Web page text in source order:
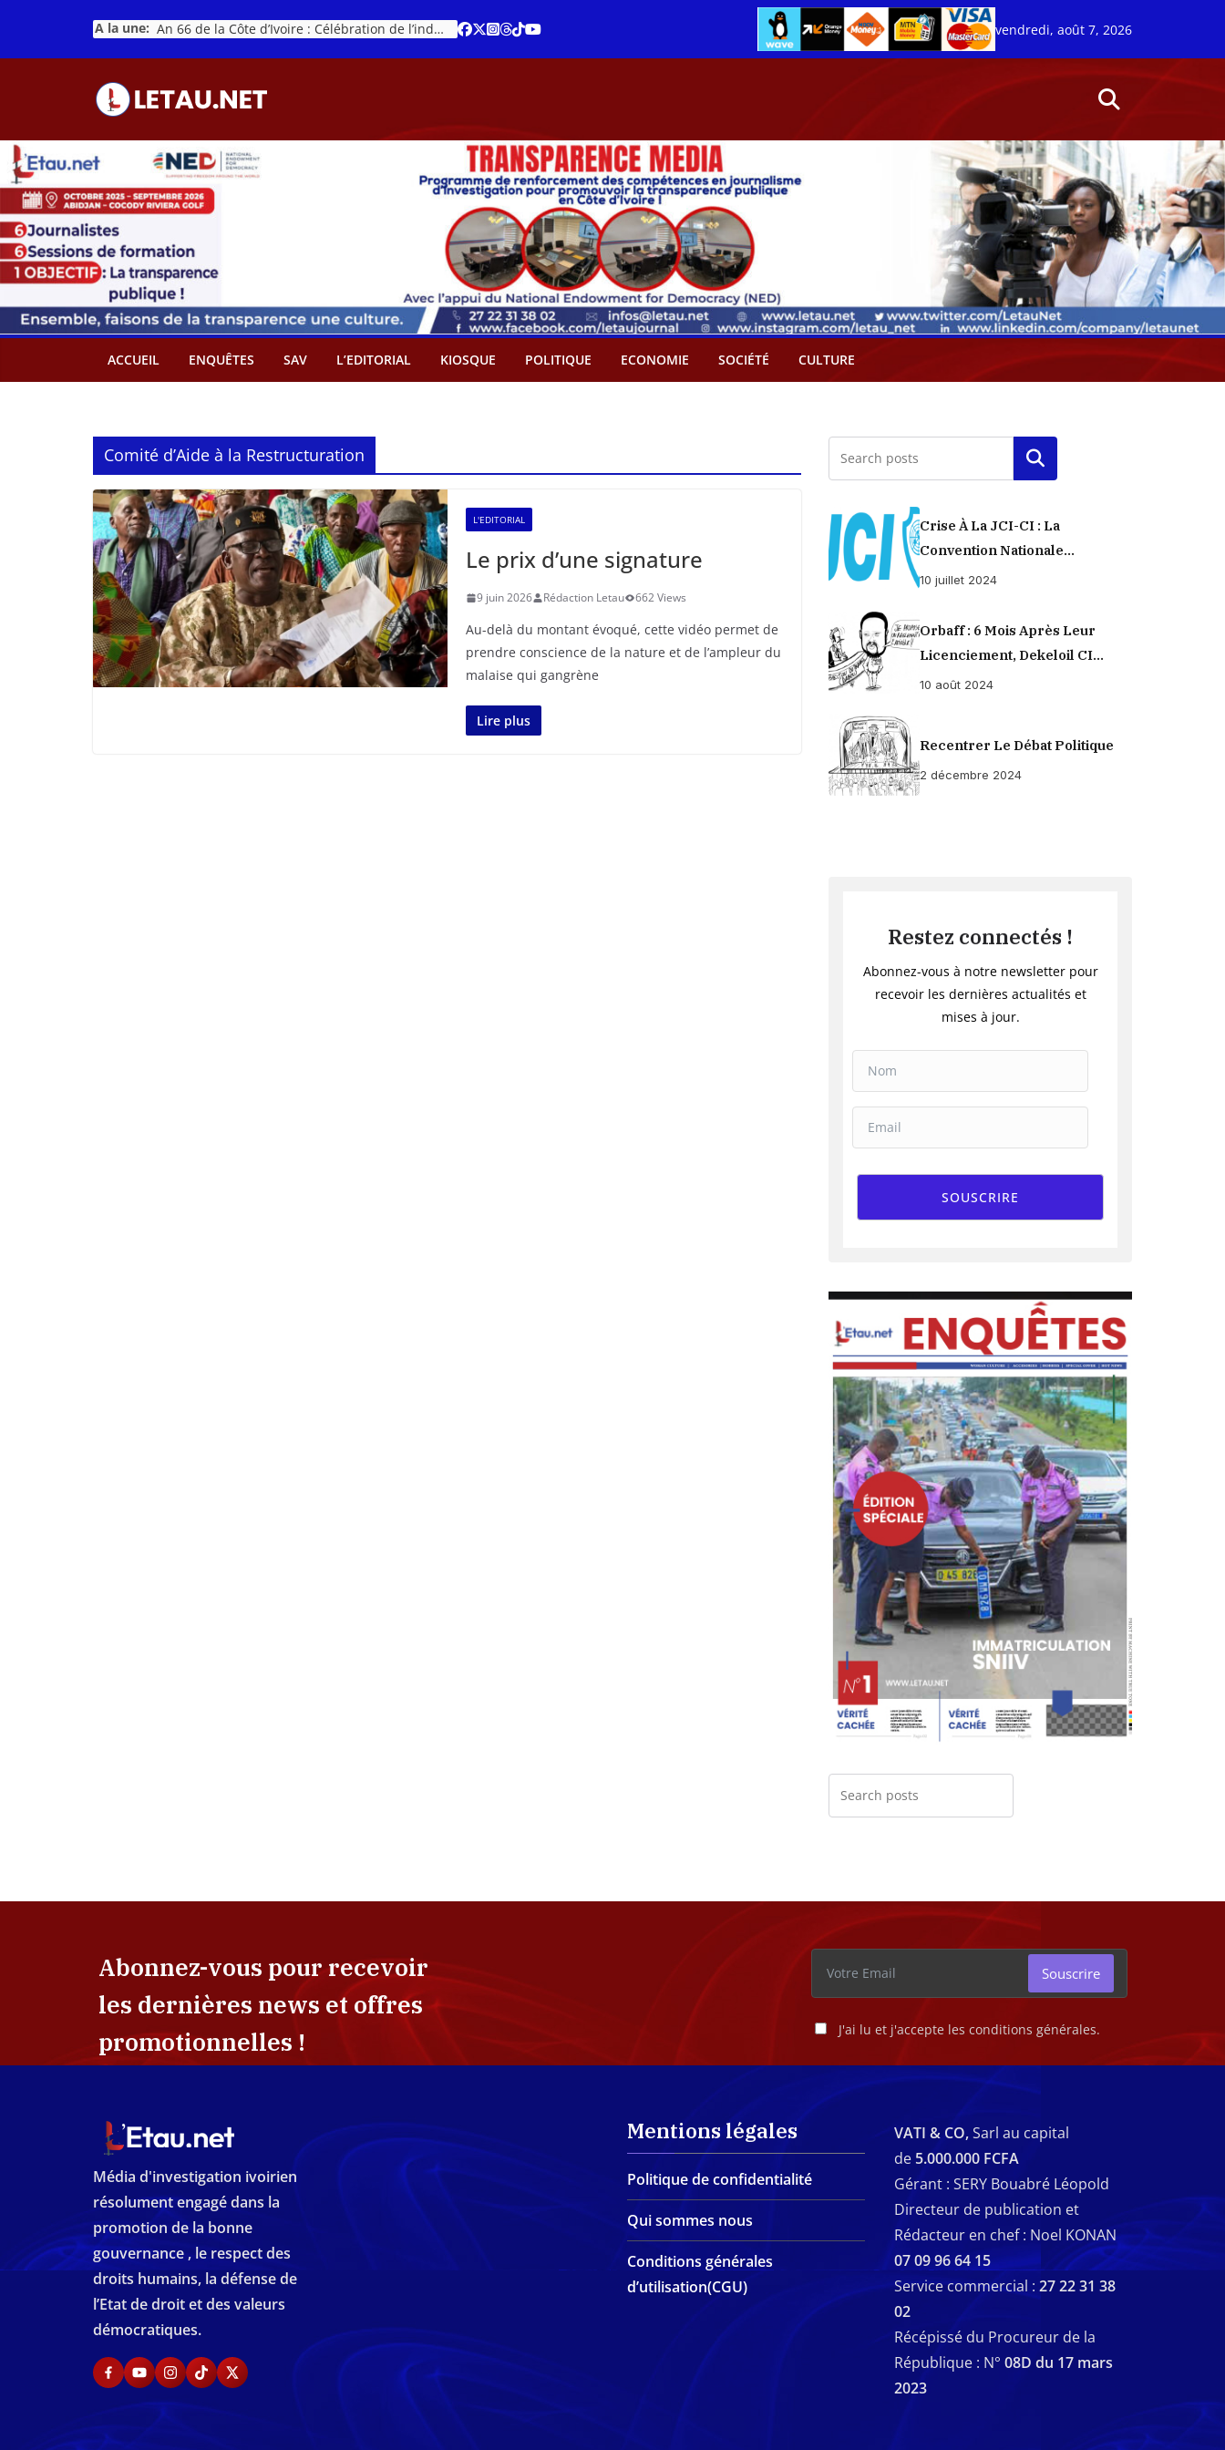
contenu
A la une:
An 66 de la Côte d’Ivoire : Célébration de l’indépendance ou cérémonie d’hommage à Ouattara ?
Cacao – Prix minimum garanti : Des producteurs demande son abandon
vendredi, août 7, 2026
ACCUEIL ENQUÊTES SAV L’EDITORIAL KIOSQUE POLITIQUE ECONOMIE SOCIÉTÉ CULTURE
Comité d’Aide à la Restructuration
L'EDITORIAL
Le prix d’une signature
9 juin 2026 Rédaction Letau 662 Views
Au-delà du montant évoqué, cette vidéo permet de
prendre conscience de la nature et de l’ampleur du
malaise qui gangrène
Lire plus
Rechercher
Crise À La JCI-CI : La
Convention Nationale
Provisoirement Suspendue
10 juillet 2024
Orbaff : 6 Mois Après Leur
Licenciement, Dekeloil CI
Propose À Ses Ex-Ouvriers Un
10 août 2024
Recentrer Le Débat Politique
2 décembre 2024
Restez connectés !
Abonnez-vous à notre newsletter pour
recevoir les dernières actualités et
mises à jour.
SOUSCRIRE
Abonnez-vous pour recevoir
les dernières news et offres
promotionnelles !
J'ai lu et j'accepte les conditions générales.
Souscrire
Média d'investigation ivoirien
résolument engagé dans la
promotion de la bonne
gouvernance , le respect des
droits humains, la défense de
l’Etat de droit et des valeurs
démocratiques.
Mentions légales
Politique de confidentialité
Qui sommes nous
Conditions générales
d’utilisation(CGU)
VATI & CO,Sarl au capital
de 5.000.000 FCFA
Gérant : SERY Bouabré Léopold
Directeur de publication et
Rédacteur en chef : Noel KONAN
07 09 96 64 15
Service commercial : 27 22 31 38
02
Récépissé du Procureur de la
République : N° 08D du 17 mars
2023